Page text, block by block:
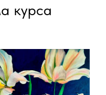
курса